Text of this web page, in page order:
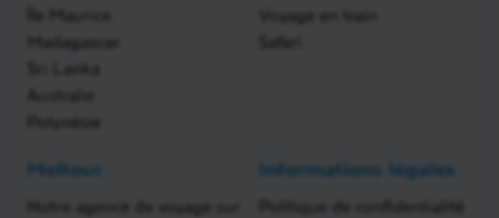
Île Maurice
Madagascar
Sri Lanka
Australie
Polynésie
Voyage en train
Safari
Meltour
Notre agence de voyage sur
Informations légales
Politique de confidentialité